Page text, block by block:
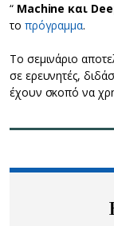
“ Μachine και
το πρόγραμμα.
To σεμινάριο
σε ερευνητές,
έχουν σκοπό να